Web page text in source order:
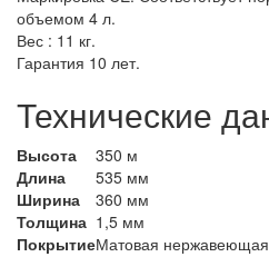
объемом 4 л.
Вес : 11 кг.
Гарантия 10 лет.
Технические
Высота
350 м
Длина
535 мм
Ширина
360 мм
Толщина 1,5 мм
ПокрытиеМатовая нержавеющая